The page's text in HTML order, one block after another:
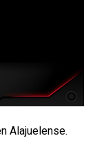
Alajuelense.